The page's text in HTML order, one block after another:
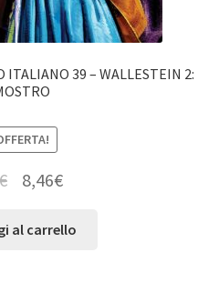
ITALIANO 39 – WALLESTEIN 2:
8,46€
al carrello